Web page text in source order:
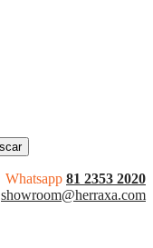
Whatsapp 81 2353 2020
showroom@herraxa.com